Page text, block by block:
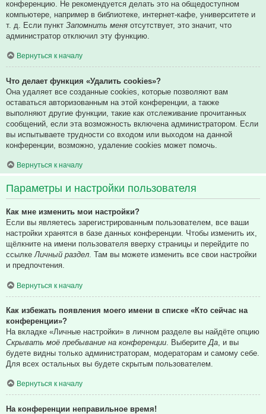
конференцию. Не рекомендуется делать это на общедоступном
компьютере, например в библиотеке, интернет-кафе, университете и
т. д. Если пункт Запомнить меня отсутствует, это значит, что
администратор отключил эту функцию.
Вернуться к началу
Что делает функция «Удалить cookies»?
Она удаляет все созданные cookies, которые позволяют вам
оставаться авторизованным на этой конференции, а также
выполняют другие функции, такие как отслеживание прочитанных
сообщений, если эта возможность включена администратором. Если
вы испытываете трудности со входом или выходом на данной
конференции, возможно, удаление cookies может помочь.
Вернуться к началу
Параметры и настройки пользователя
Как мне изменить мои настройки?
Если вы являетесь зарегистрированным пользователем, все ваши
настройки хранятся в базе данных конференции. Чтобы изменить их,
щёлкните на имени пользователя вверху страницы и перейдите по
ссылке Личный раздел . Там вы можете изменить все свои настройки
и предпочтения.
Вернуться к началу
Как избежать появления моего имени в списке «Кто сейчас на
конференции»?
На вкладке «Личные настройки» в личном разделе вы найдёте опцию
Скрывать моё пребывание на конференции . Выберите Да , и вы
будете видны только администраторам, модераторам и самому себе.
Для всех остальных вы будете скрытым пользователем.
Вернуться к началу
На конференции неправильное время!